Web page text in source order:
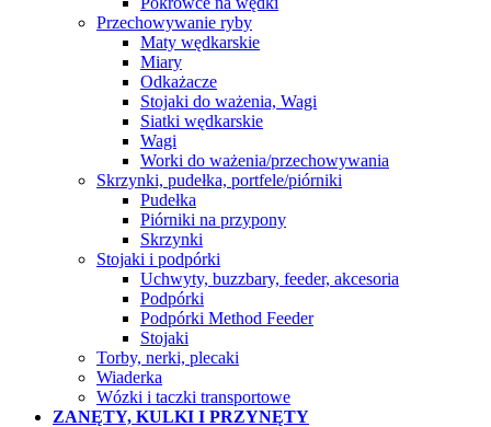
Przechowywanie ryby
Maty wędkarskie
Miary
Odkażacze
Stojaki do ważenia, Wagi
Siatki wędkarskie
Wagi
Worki do ważenia/przechowywania
Skrzynki, pudełka, portfele/piórniki
Pudełka
Piórniki na przypony
Skrzynki
Stojaki i podpórki
Uchwyty, buzzbary, feeder, akcesoria
Podpórki
Podpórki Method Feeder
Stojaki
Torby, nerki, plecaki
Wiaderka
Wózki i taczki transportowe
ZANĘTY, KULKI I PRZYNĘTY